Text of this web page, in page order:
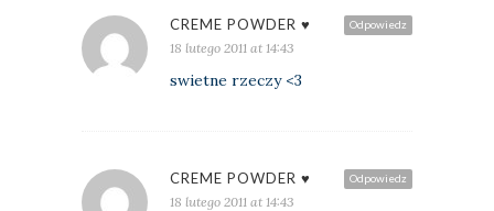
Odpowiedz
CREME POWDER ♥
18 lutego 2011 at 14:43
swietne rzeczy <3
Odpowiedz
CREME POWDER ♥
18 lutego 2011 at 14:43